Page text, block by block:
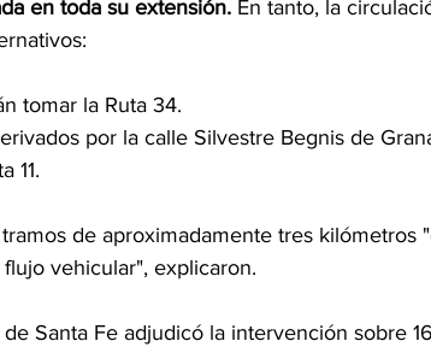
en toda su extensión. En tanto, la
tomar la Ruta 34.
por la calle Silvestre Begnis de
11.
de aproximadamente tres kilómetros
vehicular", explicaron.
Santa Fe adjudicó la intervención sobre